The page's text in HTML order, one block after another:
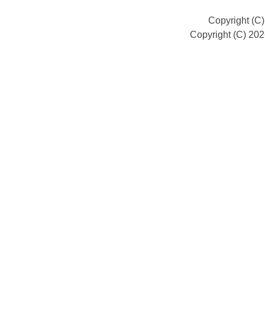
Copyright
Copyright (C)